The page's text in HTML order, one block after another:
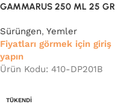
GAMMARUS 250 ML 25 GR
Sürüngen, Yemler
Fiyatları görmek için giriş
yapın
Ürün Kodu: 410-DP201B
TÜKENDI